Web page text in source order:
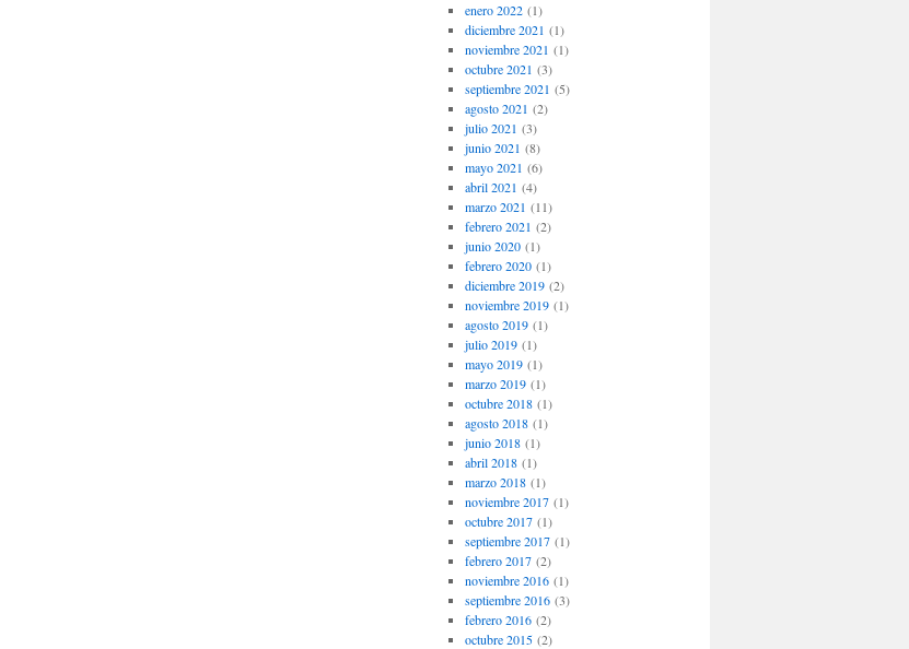
enero 2022(1)
diciembre 2021 (1)
noviembre 2021 (1)
octubre 2021 (3)
septiembre 2021 (5)
agosto 2021 (2)
julio 2021 (3)
junio 2021 (8)
mayo 2021 (6)
abril 2021 (4)
marzo 2021 (11)
febrero 2021 (2)
junio 2020(1)
febrero 2020(1)
diciembre 2019(2)
noviembre 2019(1)
agosto 2019(1)
julio 2019(1)
mayo 2019(1)
marzo 2019(1)
octubre 2018(1)
agosto 2018(1)
junio 2018(1)
abril 2018(1)
marzo 2018(1)
noviembre 2017(1)
octubre 2017(1)
septiembre 2017(1)
febrero 2017(2)
noviembre 2016(1)
septiembre 2016(3)
febrero 2016(2)
octubre 2015(2)